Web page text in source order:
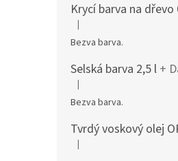
Krycí barva na dřevo
Hodnocení produktu je 5 z
|
Bezva barva.
Selská barva 2,5 l +
Hodnocení produktu je 5 z
|
Bezva barva.
Hodnocení produktu je 5 z
|